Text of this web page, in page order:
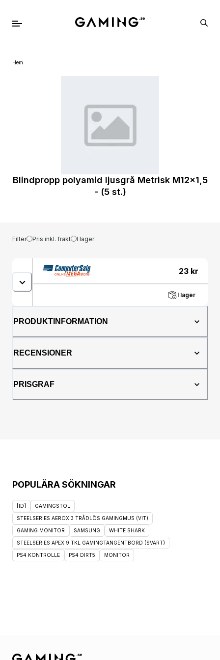
Hem
Blindpropp polyamid ljusgrå Metrisk M12x1,5
- (5 st.)
Filter Pris inkl. frakt I lager
23 kr
I lager
PRODUKTINFORMATION
RECENSIONER
PRISGRAF
POPULÄRA SÖKNINGAR
[ID] GAMINGSTOL
STEELSERIES AEROX 3 TRÅDLÖS GAMINGMUS (VIT)
GAMING MONITOR SAMSUNG WHITE SHARK
STEELSERIES APEX 9 TKL GAMINGTANGENTBORD (SVART)
PS4 KONTROLLE PS4 DIRT5 MONITOR